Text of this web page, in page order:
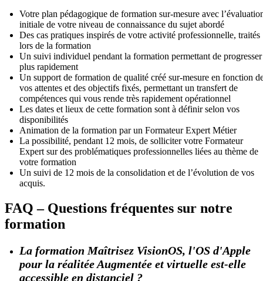
Votre plan pédagogique de formation sur-mesure avec
initiale de votre niveau de connaissance du sujet abordé
Des cas pratiques inspirés de votre activité professionnelle, traités
lors de la formation
Un suivi individuel pendant la formation permettant de progresser
plus rapidement
Un support de formation de qualité créé sur-mesure en fonction
vos attentes et des objectifs fixés, permettant un transfert de
compétences qui vous rende très rapidement opérationnel
Les dates et lieux de cette formation sont à définir selon vos
disponibilités
Animation de la formation par un Formateur Expert Métier
La possibilité, pendant 12 mois, de solliciter votre Formateur
Expert sur des problématiques professionnelles liées au thème de
votre formation
Un suivi de 12 mois de la consolidation et de l’évolution de vos
acquis.
FAQ – Questions fréquentes sur notre
formation
La formation Maîtrisez VisionOS, l'OS d'Apple
pour la réalitée Augmentée et virtuelle est-elle
accessible en distanciel ?